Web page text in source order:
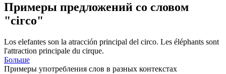
Примеры предложений со словом
"circo"
Los elefantes son la atracción principal del circo. Les éléphants sont
l'attraction principale du cirque.
Больше
Примеры употребления слов в разных контекстах